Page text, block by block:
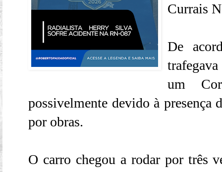
Currais
De
um
possivelmente devido à presença
por obras.
O carro chegou a rodar por três